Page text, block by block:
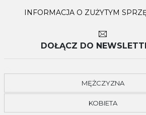
INFORMACJA O ZUŻYTYM
DOŁĄCZ DO
MĘŻCZYZNA
KOBIETA